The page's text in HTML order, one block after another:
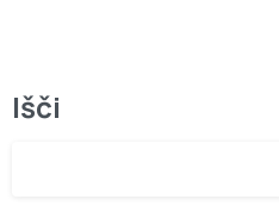
Išči